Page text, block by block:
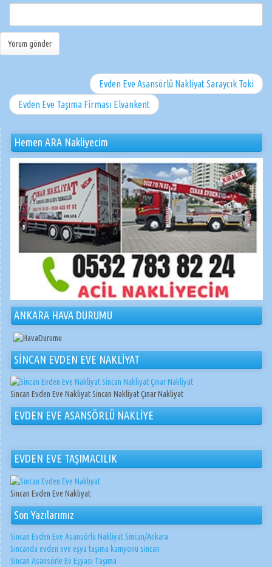
Evden Eve Asansörlü Nakliyat Saraycık Toki
Evden Eve Taşıma Firması Elvankent
Hemen ARA Nakliyecim
ANKARA HAVA DURUMU
SİNCAN EVDEN EVE NAKLİYAT
Sincan Evden Eve Nakliyat Sincan Nakliyat Çınar Nakliyat
EVDEN EVE ASANSÖRLÜ NAKLİYE
EVDEN EVE TAŞIMACILIK
Sincan Evden Eve Nakliyat
Son Yazılarımız
Sincan Evden Eve Asansörlü Nakliyat Sincan/Ankara
Sincanda evden eve eşya taşıma kamyonu sincan
Sincan Asansörle Ev Eşyası Taşıma